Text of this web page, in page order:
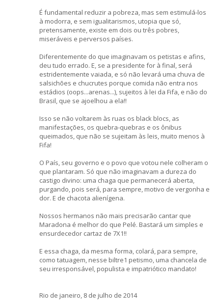
É fundamental reduzir a pobreza, mas sem estimulá-los
à modorra, e sem igualitarismos, utopia que só,
pretensamente, existe em dois ou três pobres,
miseráveis e perversos países.
Diferentemente do que imaginavam os petistas e afins,
deu tudo errado. E, se a presidente for à final, será
estridentemente vaiada, e só não levará uma chuva de
salsichões e chucrutes porque comida não entra nos
estádios (oops...arenas...), sujeitos à lei da Fifa, e não do
Brasil, que se ajoelhou a ela!!
Isso se não voltarem às ruas os black blocs, as
manifestações, os quebra-quebras e os ônibus
queimados, que não se sujeitam às leis, muito menos à
Fifa!
O País, seu governo e o povo que votou nele colheram o
que plantaram. Só que não imaginavam a dureza do
castigo divino: uma chaga que permanecerá aberta,
purgando, pois será, para sempre, motivo de vergonha e
dor. E de chacota alienígena.
Nossos hermanos não mais precisarão cantar que
Maradona é melhor do que Pelé. Bastará um simples e
ensurdecedor cartaz de 7X1!!
E essa chaga, da mesma forma, colará, para sempre,
como tatuagem, nesse biltre1 petismo, uma chancela de
seu irresponsável, populista e impatriótico mandato!
Rio de janeiro, 8 de julho de 2014